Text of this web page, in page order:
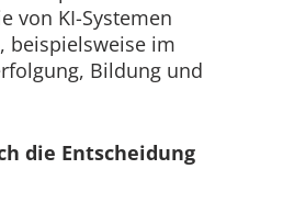
von KI-Systemen
beispielsweise im
Bildung und
die Entscheidung